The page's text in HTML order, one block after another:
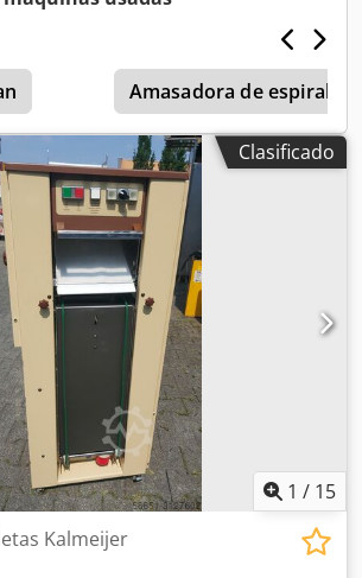
alimentación eléctrica 380V, consumo 9
60 Hz; la máquina dispone de un molde
por fila, para un total de 14
El diámetro máximo del cono medido
Agox Dzife Tock La productividad
de 2 minutos y temperatura de 45 °C es
productividad media con un ciclo de 1
de 45 °C es de 480 conos. Máquina
moldes intercambiables para la
de helado. La máquina produce
de diversos tamaños y capacidades.
del molde se realiza manualmente.
mediante un dispositivo de
El calentamiento se realiza por
a 380V. Los conos se expulsan
a un contenedor en la parte inferior de
el molde inferior. El control de
la máquina mantiene la
hasta que una señal (visual y
final del tiempo de cocción. Precio:
negociable; condiciones Incoterms
Rumanía. Sujeto a errores,
previa.
Amasadora de espiral
Clasificado
1 / 15
Kalmeijer